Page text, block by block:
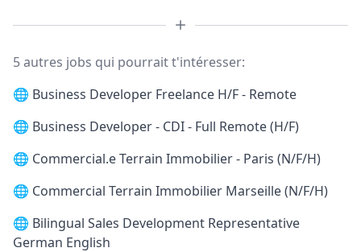
5 autres jobs qui pourrait t'intéresser:
🌐 Business Developer Freelance H/F - Remote
🌐 Business Developer - CDI - Full Remote (H/F)
🌐 Commercial.e Terrain Immobilier - Paris (N/F/H)
🌐 Commercial Terrain Immobilier Marseille (N/F/H)
🌐 Bilingual Sales Development Representative
German English